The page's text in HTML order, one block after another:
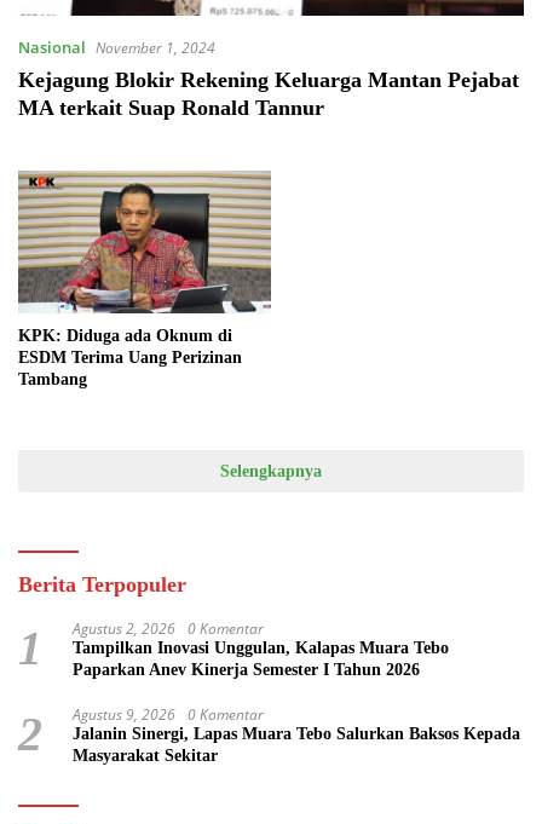
Nasional November 1, 2024
Kejagung Blokir Rekening Keluarga Mantan Pejabat
MA terkait Suap Ronald Tannur
KPK: Diduga ada Oknum di
ESDM Terima Uang Perizinan
Tambang
Selengkapnya
Berita Terpopuler
1 Agustus 2, 2026 0 Komentar
Tampilkan Inovasi Unggulan, Kalapas Muara Tebo
Paparkan Anev Kinerja Semester I Tahun 2026
2 Agustus 9, 2026 0 Komentar
Jalanin Sinergi, Lapas Muara Tebo Salurkan Baksos Kepada
Masyarakat Sekitar